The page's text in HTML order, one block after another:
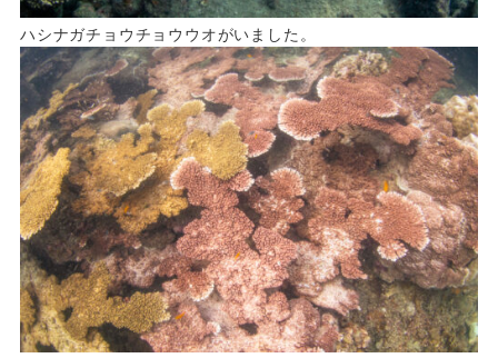
ハシナガチョウチョウウオがいました。